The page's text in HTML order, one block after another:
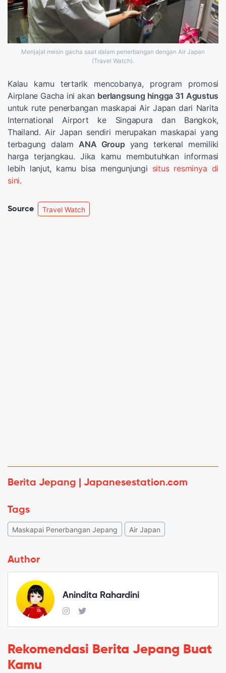
Menjajal mesin gacha saat dalam penerbangan dengan Air Japan
(Travel Watch).
Kalau kamu tertarik mencobanya, program promosi
Airplane Gacha ini akan berlangsung hingga 31 Agustus
untuk rute penerbangan maskapai Air Japan dari Narita
International Airport ke Singapura dan Bangkok,
Thailand. Air Japan sendiri merupakan maskapai yang
terbagung dalam ANA Groupyang terkenal memiliki
harga terjangkau. Jika kamu membutuhkan informasi
lebih lanjut, kamu bisa mengunjungi situs resminya di
sini.
Source Travel Watch
Berita Jepang | Japanesestation.com
Tags
Maskapai Penerbangan Jepang Air Japan
Author
Anindita Rahardini
Rekomendasi Berita Jepang Buat
Kamu